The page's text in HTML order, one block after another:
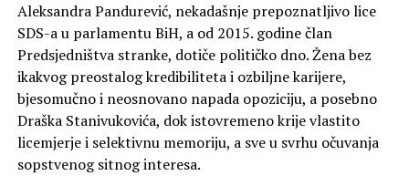
Aleksandra Pandurević, nekadašnje prepoznatljivo lice
SDS-a u parlamentu BiH, a od 2015. godine član
Predsjedništva stranke, dotiče političko dno. Žena bez
ikakvog preostalog kredibiliteta i ozbiljne karijere,
bjesomučno i neosnovano napada opoziciju, a posebno
Draška Stanivukovića, dok istovremeno krije vlastito
licemjerje i selektivnu memoriju, a sve u svrhu očuvanja
sopstvenog sitnog interesa.